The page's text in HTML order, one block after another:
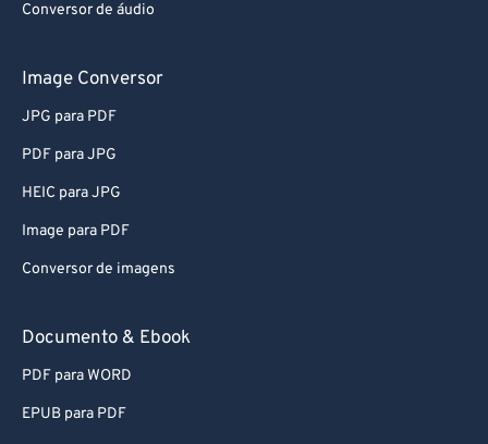
Conversor de áudio
Image Conversor
JPG para PDF
PDF para JPG
HEIC para JPG
Image para PDF
Conversor de imagens
Documento & Ebook
PDF para WORD
EPUB para PDF